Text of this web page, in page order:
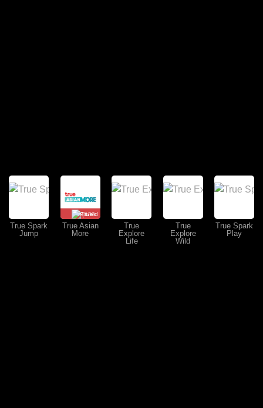
True Spark
Jump
คุยสด
True Asian
More
True
Explore
Life
True
Explore
Wild
True Spark
Play